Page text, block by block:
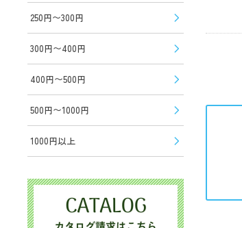
250円〜300円
300円〜400円
400円〜500円
500円〜1000円
1000円以上